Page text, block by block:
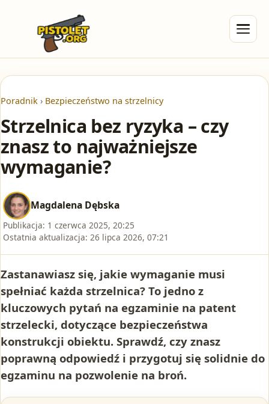
Poradnik › Bezpieczeństwo na strzelnicy
Strzelnica bez ryzyka – czy
znasz to najważniejsze
wymaganie?
Magdalena Dębska
Publikacja: 1 czerwca 2025, 20:25
Ostatnia aktualizacja: 26 lipca 2026, 07:21
Zastanawiasz się, jakie wymaganie musi
spełniać każda strzelnica? To jedno z
kluczowych pytań na egzaminie na patent
strzelecki, dotyczące bezpieczeństwa
konstrukcji obiektu. Sprawdź, czy znasz
poprawną odpowiedź i przygotuj się solidnie do
egzaminu na pozwolenie na broń.